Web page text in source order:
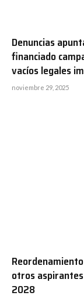
Denuncias
financiado
vacíos legales
noviembre 29, 2025
otros
2028